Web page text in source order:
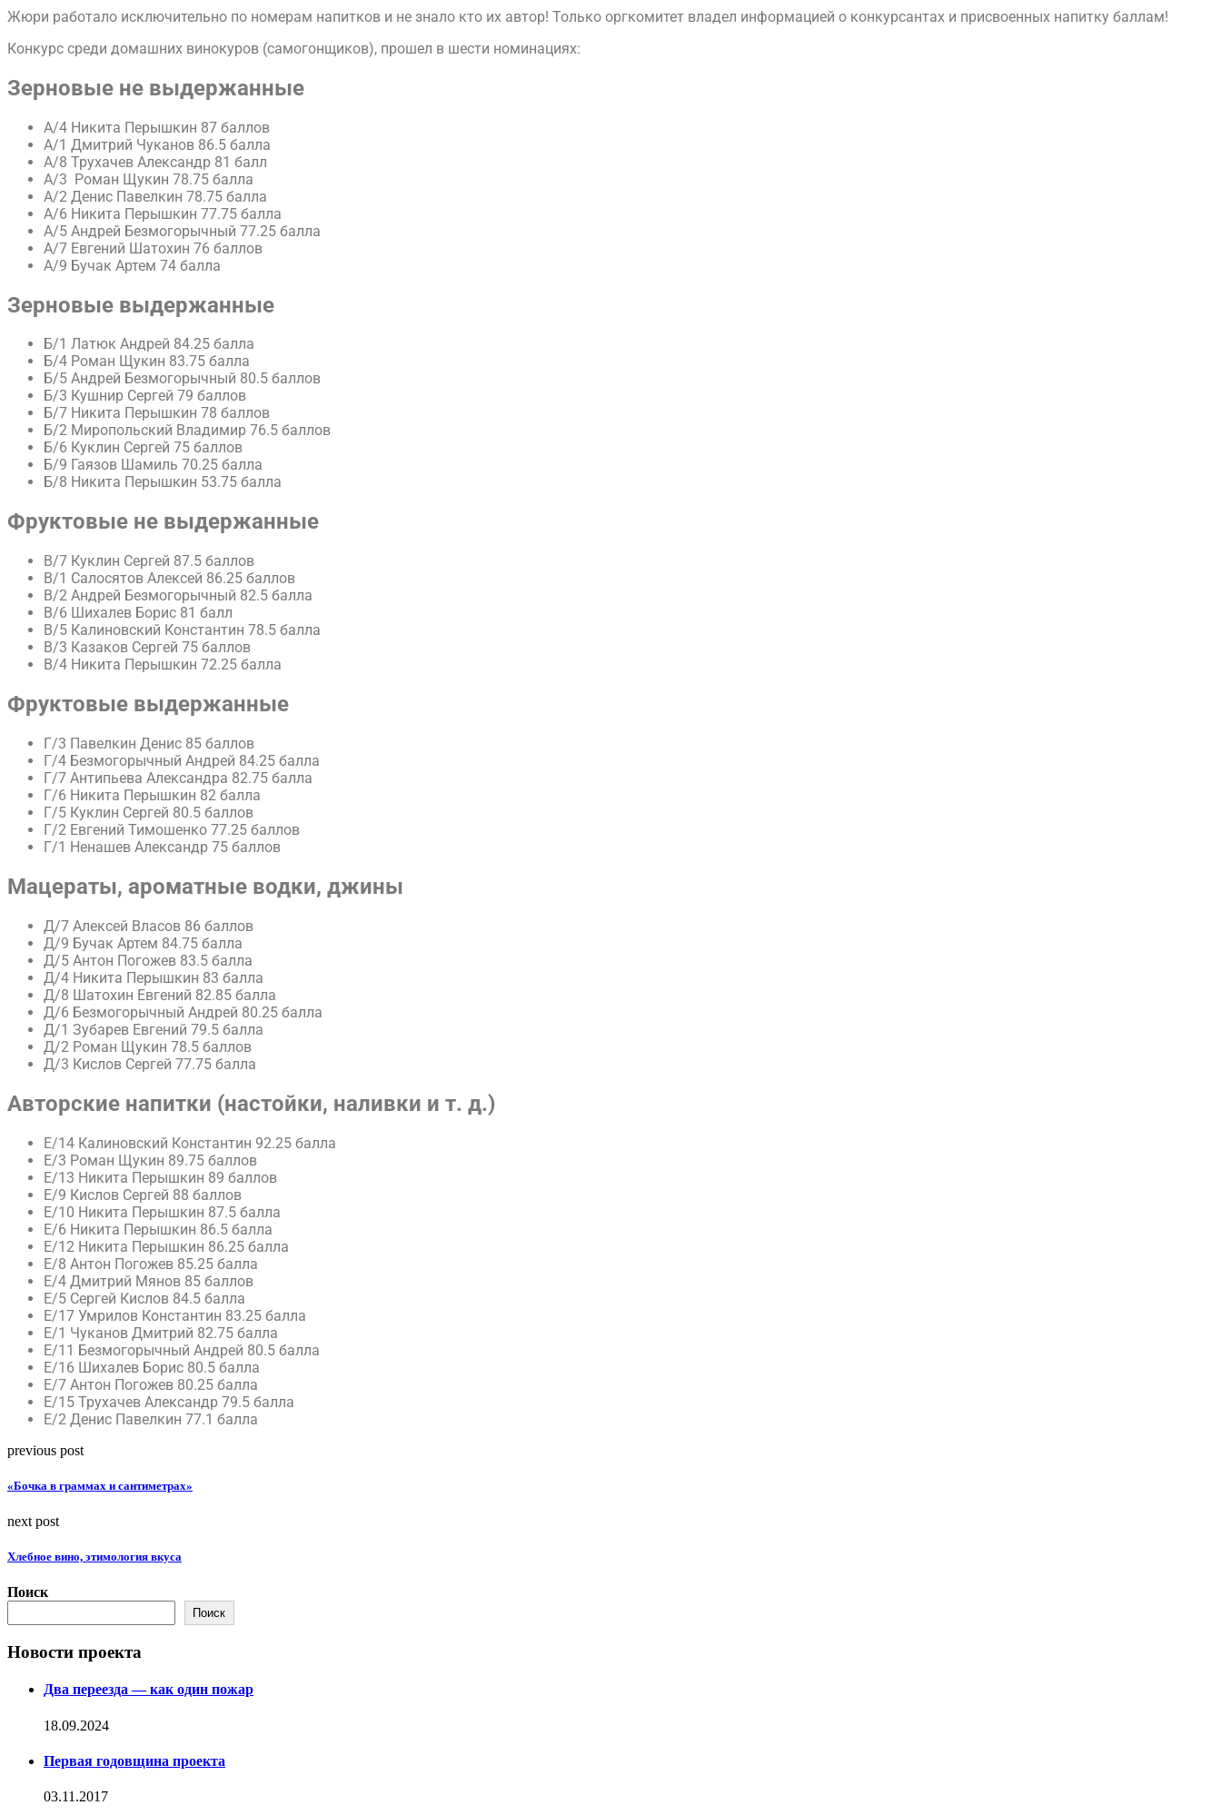
Жюри работало исключительно по номерам напитков и не знало кто их автор! Только оргкомитет владел информацией о конкурсантах и присвоенных напитку баллам!
​Конкурс среди домашних винокуров (самогонщиков), прошел в шести номинациях:
Зерновые не выдержанные
А/4 Никита Перышкин 87 баллов
А/1 Дмитрий Чуканов 86.5 балла
А/8 Трухачев Александр 81 балл
А/3 Роман Щукин 78.75 балла
А/2 Денис Павелкин 78.75 балла
А/6 Никита Перышкин 77.75 балла
А/5 Андрей Безмогорычный 77.25 балла
А/7 Евгений Шатохин 76 баллов
А/9 Бучак Артем 74 балла
Зерновые выдержанные
Б/1 Латюк Андрей 84.25 балла
Б/4 Роман Щукин 83.75 балла
Б/5 Андрей Безмогорычный 80.5 баллов
Б/3 Кушнир Сергей 79 баллов
Б/7 Никита Перышкин 78 баллов
Б/2 Миропольский Владимир 76.5 баллов
Б/6 Куклин Сергей 75 баллов
Б/9 Гаязов Шамиль 70.25 балла
Б/8 Никита Перышкин 53.75 балла
Фруктовые не выдержанные
В/7 Куклин Сергей 87.5 баллов
В/1 Салосятов Алексей 86.25 баллов
В/2 Андрей Безмогорычный 82.5 балла
В/6 Шихалев Борис 81 балл
В/5 Калиновский Константин 78.5 балла
В/3 Казаков Сергей 75 баллов
В/4 Никита Перышкин 72.25 балла
Фруктовые выдержанные
Г/3 Павелкин Денис 85 баллов
Г/4 Безмогорычный Андрей 84.25 балла
Г/7 Антипьева Александра 82.75 балла
Г/6 Никита Перышкин 82 балла
Г/5 Куклин Сергей 80.5 баллов
Г/2 Евгений Тимошенко 77.25 баллов
Г/1 Ненашев Александр 75 баллов
Мацераты, ароматные водки, джины
Д/7 Алексей Власов 86 баллов
Д/9 Бучак Артем 84.75 балла
Д/5 Антон Погожев 83.5 балла
Д/4 Никита Перышкин 83 балла
Д/8 Шатохин Евгений 82.85 балла
Д/6 Безмогорычный Андрей 80.25 балла
Д/1 Зубарев Евгений 79.5 балла
Д/2 Роман Щукин 78.5 баллов
Д/3 Кислов Сергей 77.75 балла
Авторские напитки (настойки, наливки и т. д.)
Е/14 Калиновский Константин 92.25 балла
Е/3 Роман Щукин 89.75 баллов
Е/13 Никита Перышкин 89 баллов
Е/9 Кислов Сергей 88 баллов
Е/10 Никита Перышкин 87.5 балла
Е/6 Никита Перышкин 86.5 балла
Е/12 Никита Перышкин 86.25 балла
Е/8 Антон Погожев 85.25 балла
Е/4 Дмитрий Мянов 85 баллов
Е/5 Сергей Кислов 84.5 балла
Е/17 Умрилов Константин 83.25 балла
Е/1 Чуканов Дмитрий 82.75 балла
Е/11 Безмогорычный Андрей 80.5 балла
Е/16 Шихалев Борис 80.5 балла
Е/7 Антон Погожев 80.25 балла
Е/15 Трухачев Александр 79.5 балла
Е/2 Денис Павелкин 77.1 балла
previous post
«Бочка в граммах и сантиметрах»
next post
Хлебное вино, этимология вкуса
Поиск
Поиск
Новости проекта
Два переезда — как один пожар
18.09.2024
Первая годовщина проекта
03.11.2017